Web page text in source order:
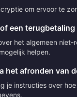
om ervoor te
een terugbetaling
het algemeen
helpen.
het afronden van
je instructies over